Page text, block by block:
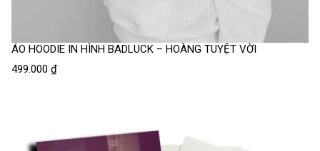
ÁO HOODIE IN HÌNH BADLUCK – HOÀNG TUYỆT VỜI
499.000 ₫